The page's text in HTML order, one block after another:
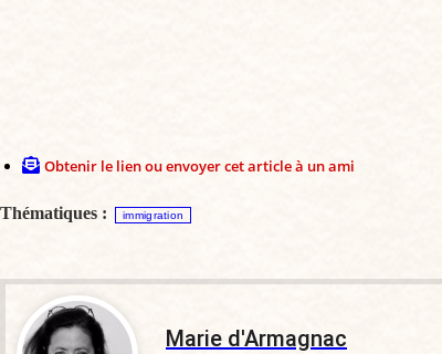
Obtenir le lien ou envoyer cet article à un ami
Thématiques : immigration
Marie d'Armagnac